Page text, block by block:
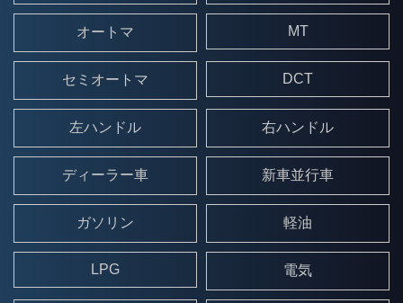
オートマ MT
セミオートマ DCT
左ハンドル 右ハンドル
ディーラー車 新車並行車
ガソリン 軽油
LPG 電気